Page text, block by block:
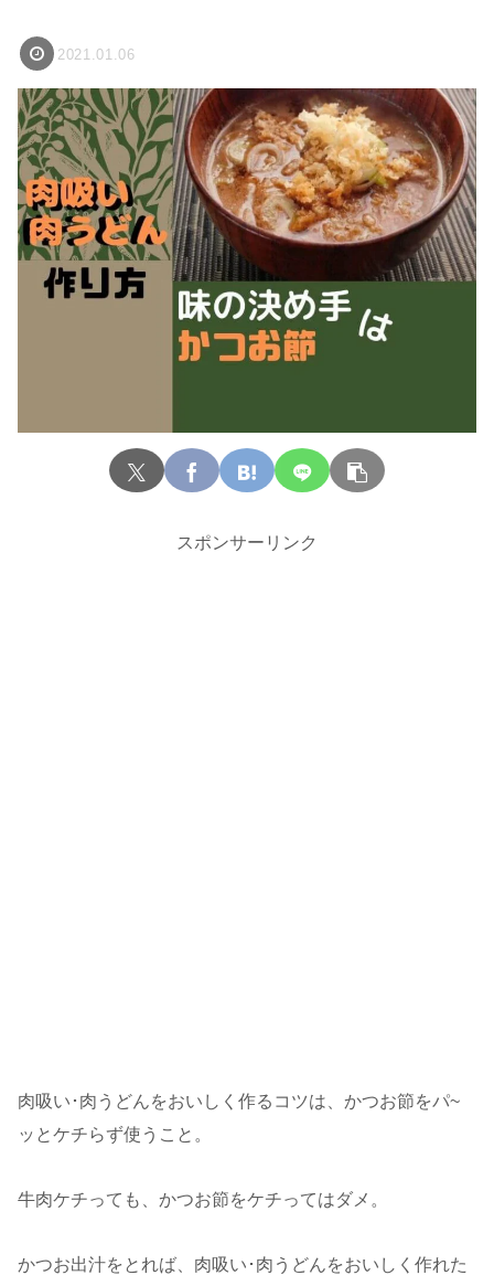
2021.01.06
スポンサーリンク
肉吸い･肉うどんをおいしく作るコツは、かつお節をパ~
ッとケチらず使うこと。
牛肉ケチっても、かつお節をケチってはダメ。
かつお出汁をとれば、肉吸い･肉うどんをおいしく作れた